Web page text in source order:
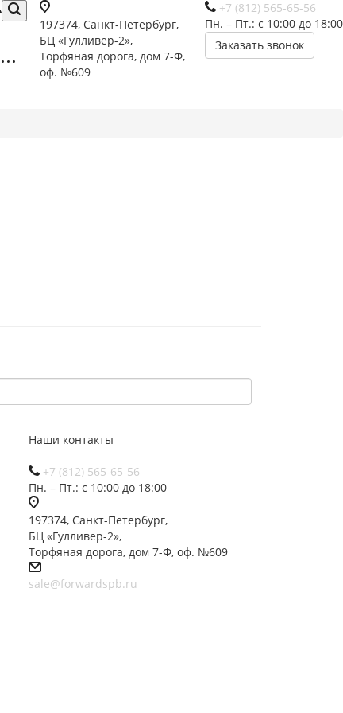
+7 (812) 565-65-56
Пн. – Пт.: с 10:00 до 18:00
Заказать звонок
197374, Санкт-Петербург,
БЦ «Гулливер-2»,
Торфяная дорога, дом 7-Ф,
оф. №609
Наши контакты
+7 (812) 565-65-56
Пн. – Пт.: с 10:00 до 18:00
197374, Санкт-Петербург,
БЦ «Гулливер-2»,
Торфяная дорога, дом 7-Ф, оф. №609
sale@forwardspb.ru